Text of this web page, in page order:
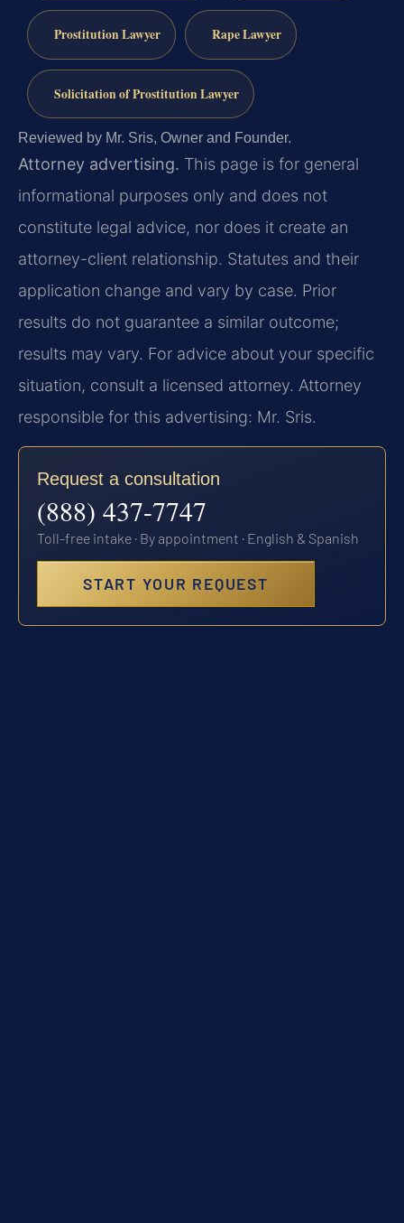
Prostitution Lawyer Rape Lawyer
Solicitation of Prostitution Lawyer
Reviewed by Mr. Sris, Owner and Founder.
Attorney advertising. This page is for general
informational purposes only and does not
constitute legal advice, nor does it create an
attorney-client relationship. Statutes and their
application change and vary by case. Prior
results do not guarantee a similar outcome;
results may vary. For advice about your specific
situation, consult a licensed attorney. Attorney
responsible for this advertising: Mr. Sris.
Request a consultation
(888) 437-7747
Toll-free intake · By appointment · English & Spanish
START YOUR REQUEST